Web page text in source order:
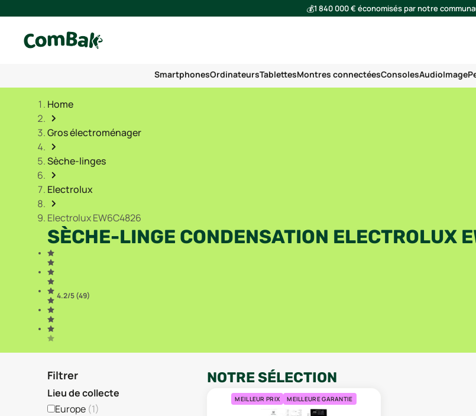
💰1 840 000 € économisés par notre
SmartphonesOrdinateursTablettesMontres connectéesConsolesAudioImage
Home
Gros électroménager
Sèche-linges
Electrolux
Electrolux EW6C4826
SÈCHE-LINGE CONDENSATION ELECTROLUX
4.2/5 (49)
Filtrer
Lieu de collecte
Europe (1)
NOTRE SÉLECTION
MEILLEUR PRIX MEILLEURE GARANTIE